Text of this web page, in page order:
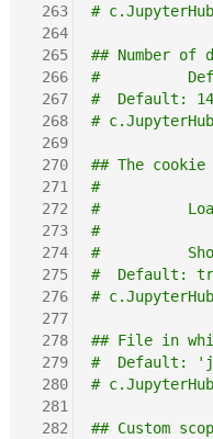
263
264
265
266
267
268
269
270
271
272
273
274
275
276
277
278
279
280
281
282
#
## Number
#
#  Default: 14
#
## The
#
#
#
#
#  Default:
#
## File in
#  Default:
#
## Custom